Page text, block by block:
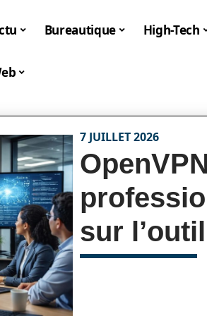
Bureautique High-Tech
7 JUILLET 2026
sur l’outil